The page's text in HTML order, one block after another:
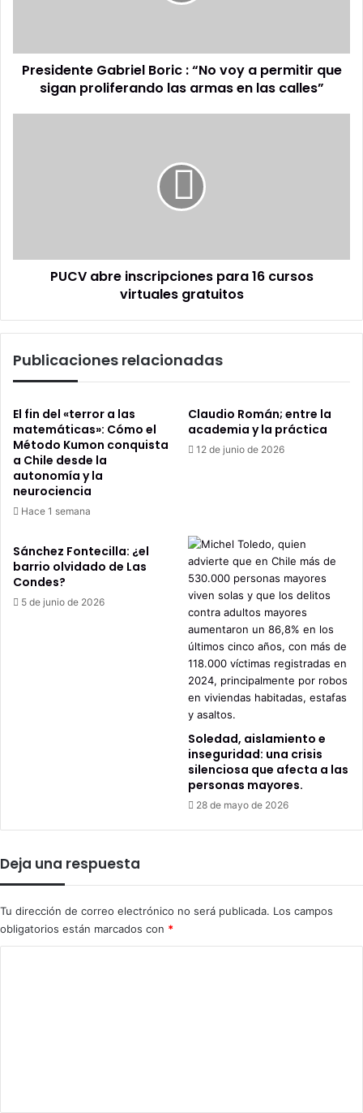
sigan
proliferando
Presidente Gabriel Boric : “No voy a permitir que
sigan proliferando las armas en las calles”
PUCV abre inscripciones para 16 cursos
virtuales gratuitos
Publicaciones relacionadas
El fin del «terror a las
matemáticas»: Cómo el
Método Kumon conquista
a Chile desde la
autonomía y la
neurociencia
Hace 1 semana
Claudio Román; entre la
academia y la práctica
12 de junio de 2026
Sánchez Fontecilla: ¿el
barrio olvidado de Las
Condes?
5 de junio de 2026
Soledad, aislamiento e
inseguridad: una crisis
silenciosa que afecta a las
personas mayores.
28 de mayo de 2026
Deja una respuesta
Tu dirección de correo electrónico no será publicada. Los campos
obligatorios están marcados con *